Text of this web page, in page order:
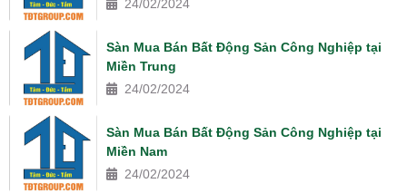
24/02/2024
Sàn Mua Bán Bất Động Sản Công Nghiệp tại
Miền Trung
24/02/2024
Sàn Mua Bán Bất Động Sản Công Nghiệp tại
Miền Nam
24/02/2024